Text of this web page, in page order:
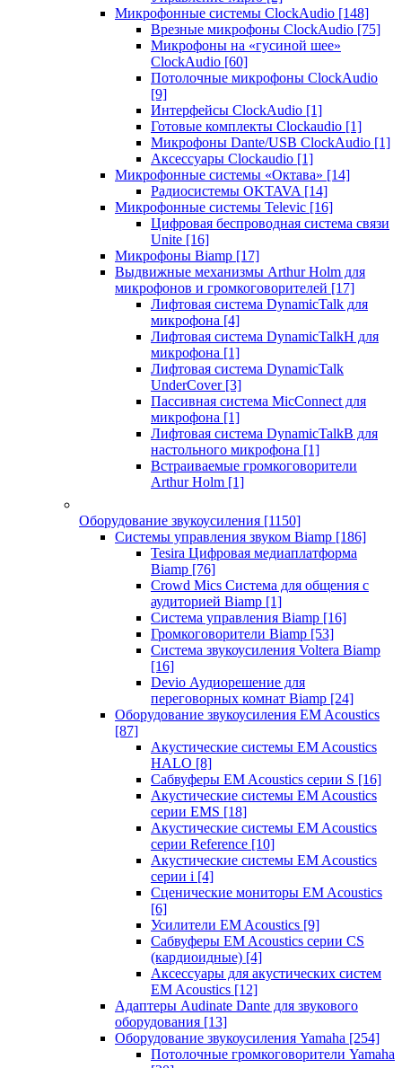
Микрофонные системы ClockAudio [148]
Врезные микрофоны ClockAudio [75]
Микрофоны на «гусиной шее»
ClockAudio [60]
Потолочные микрофоны ClockAudio
[9]
Интерфейсы ClockAudio [1]
Готовые комплекты Clockaudio [1]
Микрофоны Dante/USB ClockAudio [1]
Аксессуары Clockaudio [1]
Микрофонные системы «Октава» [14]
Радиосистемы OKTAVA [14]
Микрофонные системы Televic [16]
Цифровая беспроводная система связи
Unite [16]
Микрофоны Biamp [17]
Выдвижные механизмы Arthur Holm для
микрофонов и громкоговорителей [17]
Лифтовая система DynamicTalk для
микрофона [4]
Лифтовая система DynamicTalkH для
микрофона [1]
Лифтовая система DynamicTalk
UnderCover [3]
Пассивная система MicConnect для
микрофона [1]
Лифтовая система DynamicTalkB для
настольного микрофона [1]
Встраиваемые громкоговорители
Arthur Holm [1]
Оборудование звукоусиления [1150]
Системы управления звуком Biamp [186]
Tesira Цифровая медиаплатформа
Biamp [76]
Crowd Mics Система для общения с
аудиторией Biamp [1]
Система управления Biamp [16]
Громкоговорители Biamp [53]
Система звукоусиления Voltera Biamp
[16]
Devio Аудиорешение для
переговорных комнат Biamp [24]
Оборудование звукоусиления EM Acoustics
[87]
Акустические системы EM Acoustics
HALO [8]
Сабвуферы EM Acoustics серии S [16]
Акустические системы EM Acoustics
серии EMS [18]
Акустические системы EM Acoustics
серии Reference [10]
Акустические системы EM Acoustics
серии i [4]
Сценические мониторы EM Acoustics
[6]
Усилители EM Acoustics [9]
Сабвуферы EM Acoustics серии CS
(кардиоидные) [4]
Аксессуары для акустических систем
EM Acoustics [12]
Адаптеры Audinate Dante для звукового
оборудования [13]
Оборудование звукоусиления Yamaha [254]
Потолочные громкоговорители Yamaha